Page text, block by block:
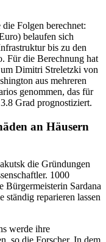
Folgen berechnet:
belaufen sich
bis zu den
Für die Berechnung hat
um Dimitri Streletzki von
aus mehreren
genommen, das für
Grad prognostiziert.
an Häusern
die Gründungen
1000
Bürgermeisterin Sardana
ständig reparieren lassen
werde ihre
so die Forscher. In dem